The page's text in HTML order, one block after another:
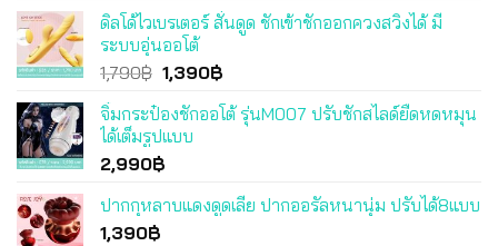
ดิลโด้ไวเบรเตอร์ สั่นดูด ชักเข้าชักออกควงสวิงได้ มี
ระบบอุ่นออโต้
1,790฿ Original
was:
1,790฿.
1,390฿Current
is:
จิ๋มกระป๋องชักออโต้ รุ่นM007 ปรับชักสไลด์ยืดหดหมุน
ได้เต็มรูปแบบ
2,990฿
ปากกุหลาบแดงดูดเลีย ปากออรัลหนานุ่ม ปรับได้8แบบ
1,390฿